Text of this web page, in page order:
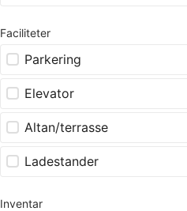
Faciliteter
Parkering
Elevator
Altan/terrasse
Ladestander
Inventar